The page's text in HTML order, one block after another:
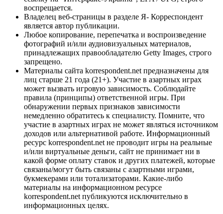
воспрещается.
Владелец веб-страницы в разделе Я- Корреспондент
является автор публикации.
Любое копирование, перепечатка и воспроизведение
фотографий и/или аудиовизуальных материалов,
принадлежащих правообладателю Getty Images, строго
запрещено.
Материалы сайта korrespondent.net предназначены для
лиц старше 21 года (21+). Участие в азартных играх
может вызвать игровую зависимость. Соблюдайте
правила (принципы) ответственной игры. При
обнаружении первых признаков зависимости
немедленно обратитесь к специалисту. Помните, что
участие в азартных играх не может являться источником
доходов или альтернативой работе. Информационный
ресурс korrespondent.net не проводит игры на реальные
и/или виртуальные деньги, сайт не принимает ни в
какой форме оплату ставок и других платежей, которые
связаны/могут быть связаны с азартными играми,
букмекерами или тотализаторами. Какие-либо
материалы на информационном ресурсе
korrespondent.net публикуются исключительно в
информационных целях.